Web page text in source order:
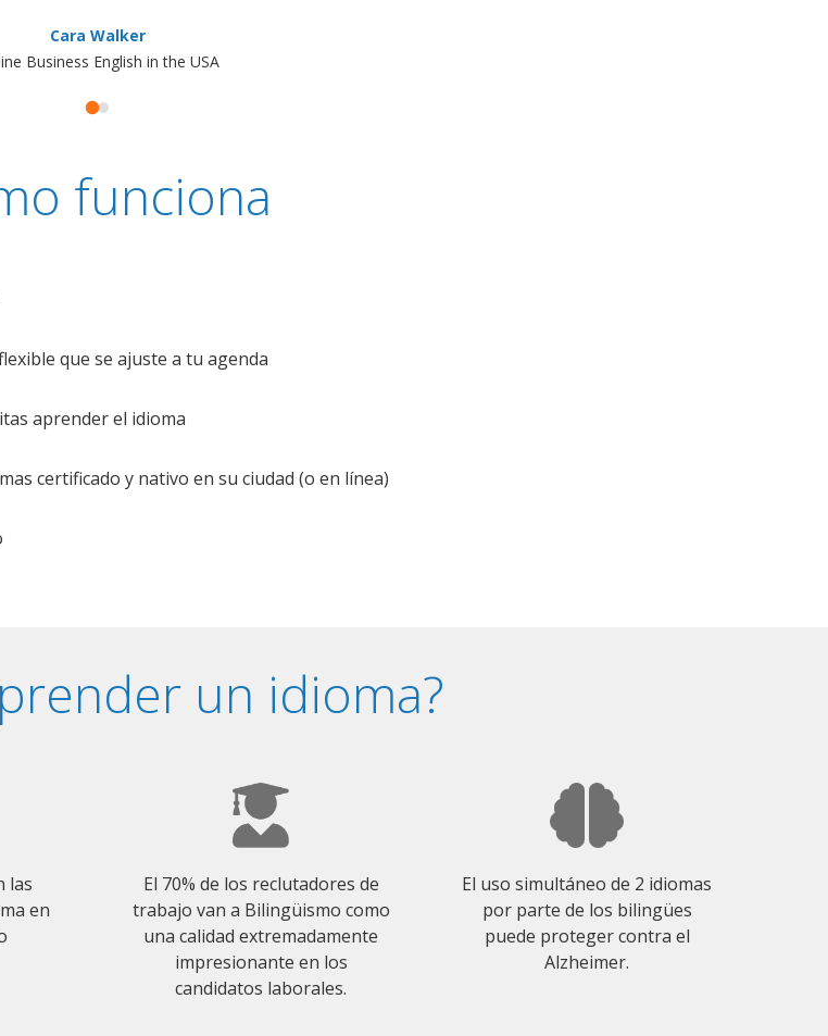
Cara Walker
Business English in the USA
funciona
que se ajuste a tu agenda
aprender el idioma
certificado y nativo en su ciudad (o en línea)
un idioma?
las
en
El 70% de los reclutadores de
trabajo van a Bilingüismo como
una calidad extremadamente
impresionante en los
candidatos laborales.
El uso simultáneo de 2 idiomas
por parte de los bilingües
puede proteger contra el
Alzheimer.